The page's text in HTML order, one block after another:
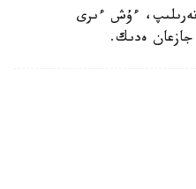
ءۇش ءىرى
جازعان ەدىك.